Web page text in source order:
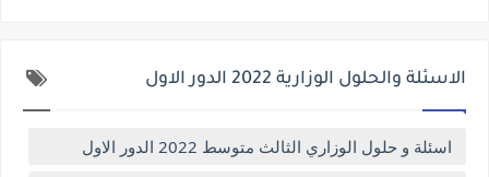
الاسئلة والحلول الوزارية 2022 الدور الاول
اسئلة و حلول الوزاري الثالث متوسط 2022 الدور الاول